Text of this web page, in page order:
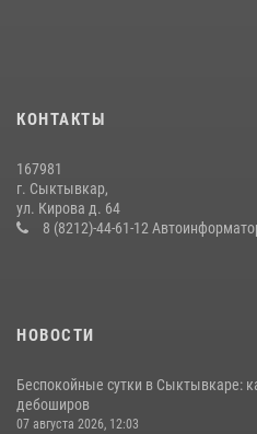
покупателя
Временно исполняющий
Росгвардии по Республике Коми
КОНТАКТЫ
167981
г. Сыктывкар,
ул. Кирова д. 64
8 (8212)-44-61-12
НОВОСТИ
Беспокойные сутки в Сыктывкаре:
дебоширов
07 августа 2026, 12:03